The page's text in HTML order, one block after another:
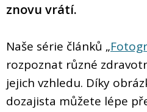
znovu vrátí.
Naše série článků „
rozpoznat různé
jejich vzhledu. Díky
dozajista můžete lépe